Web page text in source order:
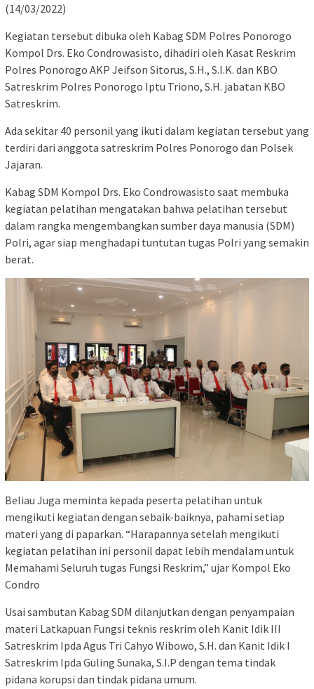
(14/03/2022)
Kegiatan tersebut dibuka oleh Kabag SDM Polres Ponorogo
Kompol Drs. Eko Condrowasisto, dihadiri oleh Kasat Reskrim
Polres Ponorogo AKP Jeifson Sitorus, S.H., S.I.K. dan KBO
Satreskrim Polres Ponorogo Iptu Triono, S.H. jabatan KBO
Satreskrim.
Ada sekitar 40 personil yang ikuti dalam kegiatan tersebut yang
terdiri dari anggota satreskrim Polres Ponorogo dan Polsek
Jajaran.
Kabag SDM Kompol Drs. Eko Condrowasisto saat membuka
kegiatan pelatihan mengatakan bahwa pelatihan tersebut
dalam rangka mengembangkan sumber daya manusia (SDM)
Polri, agar siap menghadapi tuntutan tugas Polri yang semakin
berat.
Beliau Juga meminta kepada peserta pelatihan untuk
mengikuti kegiatan dengan sebaik-baiknya, pahami setiap
materi yang di paparkan. “Harapannya setelah mengikuti
kegiatan pelatihan ini personil dapat lebih mendalam untuk
Memahami Seluruh tugas Fungsi Reskrim,” ujar Kompol Eko
Condro
Usai sambutan Kabag SDM dilanjutkan dengan penyampaian
materi Latkapuan Fungsi teknis reskrim oleh Kanit Idik III
Satreskrim Ipda Agus Tri Cahyo Wibowo, S.H. dan Kanit Idik I
Satreskrim Ipda Guling Sunaka, S.I.P dengan tema tindak
pidana korupsi dan tindak pidana umum.